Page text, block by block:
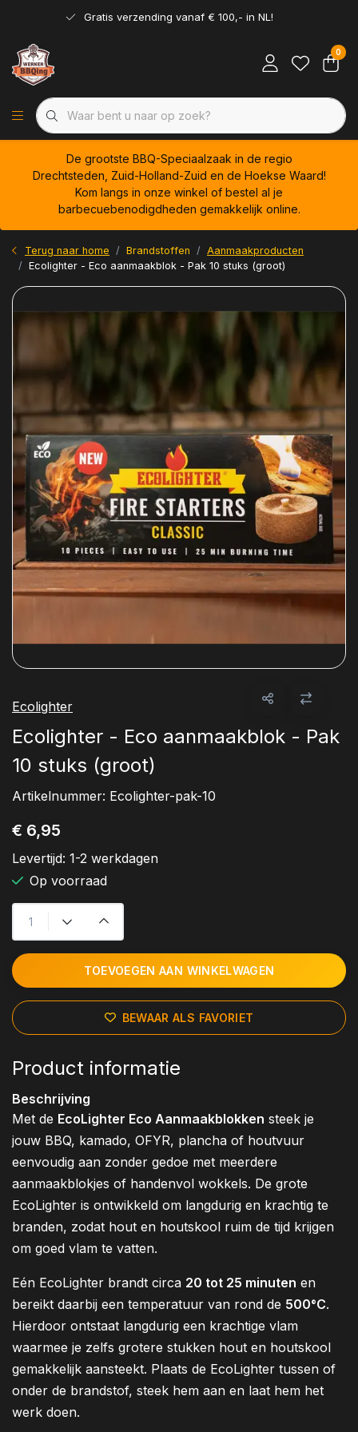
Gratis verzending vanaf € 100,- in NL!
0
De grootste BBQ-Speciaalzaak in de regio
Drechtsteden, Zuid-Holland-Zuid en de Hoekse Waard!
Kom langs in onze winkel of bestel al je
barbecuebenodigdheden gemakkelijk online.
Terug naar home Brandstoffen
Aanmaakproducten
Ecolighter - Eco aanmaakblok - Pak 10 stuks (groot)
Ecolighter
Ecolighter - Eco aanmaakblok - Pak
10 stuks (groot)
Artikelnummer: Ecolighter-pak-10
€ 6,95
Levertijd: 1-2 werkdagen
Op voorraad
TOEVOEGEN AAN WINKELWAGEN
BEWAAR ALS FAVORIET
Product informatie
Beschrijving
Met de EcoLighter Eco Aanmaakblokken steek je
jouw BBQ, kamado, OFYR, plancha of houtvuur
eenvoudig aan zonder gedoe met meerdere
aanmaakblokjes of handenvol wokkels. De grote
EcoLighter is ontwikkeld om langdurig en krachtig te
branden, zodat hout en houtskool ruim de tijd krijgen
om goed vlam te vatten.
Eén EcoLighter brandt circa 20 tot 25 minuten en
bereikt daarbij een temperatuur van rond de 500°C.
Hierdoor ontstaat langdurig een krachtige vlam
waarmee je zelfs grotere stukken hout en houtskool
gemakkelijk aansteekt. Plaats de EcoLighter tussen of
onder de brandstof, steek hem aan en laat hem het
werk doen.